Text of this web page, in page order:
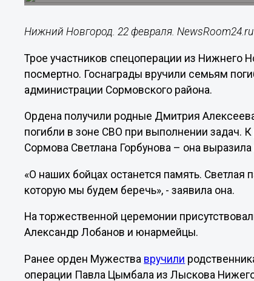
Нижний Новгород. 22 февраля.
Трое участников спецоперации из Нижнего
посмертно. Госнаграды вручили семьям
администрации Сормовского района.
Ордена получили родные Дмитрия
погибли в зоне СВО при выполнении задач.
Сормова Светлана Горбунова – она
«О наших бойцах останется память. Светлая
которую мы будем беречь», - заявила она.
На торжественной церемонии
Александр Лобанов и юнармейцы.
Ранее орден Мужества вручили
операции Павла Цымбала из Лыскова